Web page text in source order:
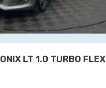
ONIX LT 1.0 TURBO FLEX